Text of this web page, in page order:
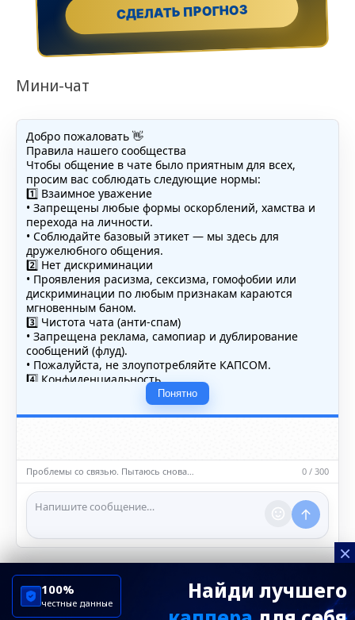
СДЕЛАТЬ ПРОГНОЗ
Мини-чат
Добро пожаловать 👋
Правила нашего сообщества
Чтобы общение в чате было приятным для всех,
просим вас соблюдать следующие нормы:
1️⃣ Взаимное уважение
• Запрещены любые формы оскорблений, хамства и
перехода на личности.
• Соблюдайте базовый этикет — мы здесь для
дружелюбного общения.
2️⃣ Нет дискриминации
• Проявления расизма, сексизма, гомофобии или
дискриминации по любым признакам караются
мгновенным баном.
3️⃣ Чистота чата (анти-спам)
• Запрещена реклама, самопиар и дублирование
сообщений (флуд).
• Пожалуйста, не злоупотребляйте КАПСОМ.
4️⃣ Конфиденциальность
• Не публикуйте личные данные — свои или чужие
(телефоны, адреса, документы).
5️⃣ Уместность контента
насилию.
ℹ️ Модераторы и администраторы вправе удалять
сообщения и ограничивать доступ к чату при
нарушении правил.
Понятно
Проблемы со связью. Пытаюсь снова… 0 / 300
×
Найди лучшего
100%
честные данные